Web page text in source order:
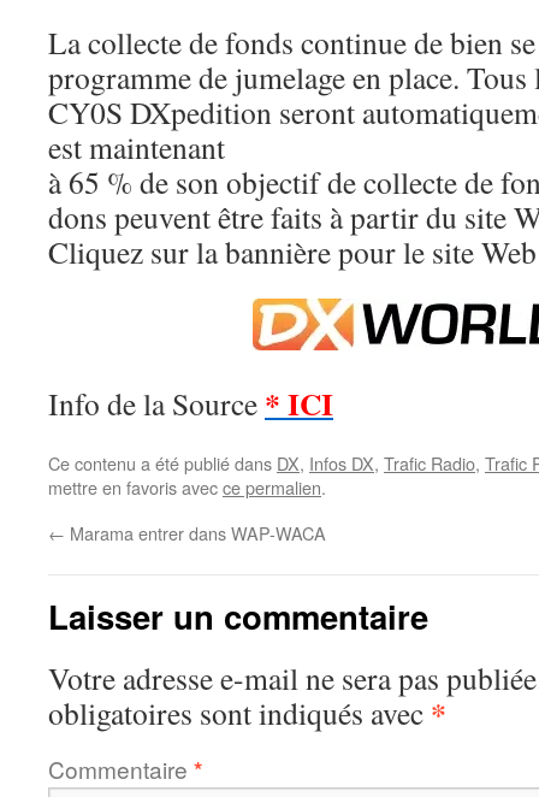
La collecte de fonds continue de bien
programme de jumelage en place. Tous
CY0S DXpedition seront
est maintenant
à 65 % de son objectif de collecte de
dons peuvent être faits à partir du site
Cliquez sur la bannière pour le site
Info de la Source * ICI
Ce contenu a été publié dans DX, Infos DX, Trafic Radio, Trafic
mettre en favoris avecce permalien.
← Marama entrer dans WAP-WACA
Laisser un commentaire
Votre adresse e-mail ne sera pas
obligatoires sont indiqués avec *
Commentaire *